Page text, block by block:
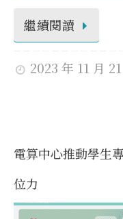
繼續閱讀
2023 年 11 月
電算中心推動學生
位力